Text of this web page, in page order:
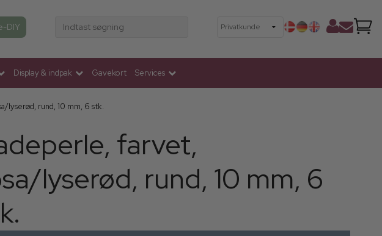
DIY Indtast søgning
Display & indpak Gavekort Services
lyserød, rund, 10 mm, 6 stk.
farvet,
lyserød, rund, 10 mm, 6